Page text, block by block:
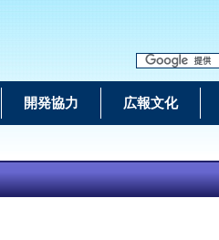
開発協力 広報文化